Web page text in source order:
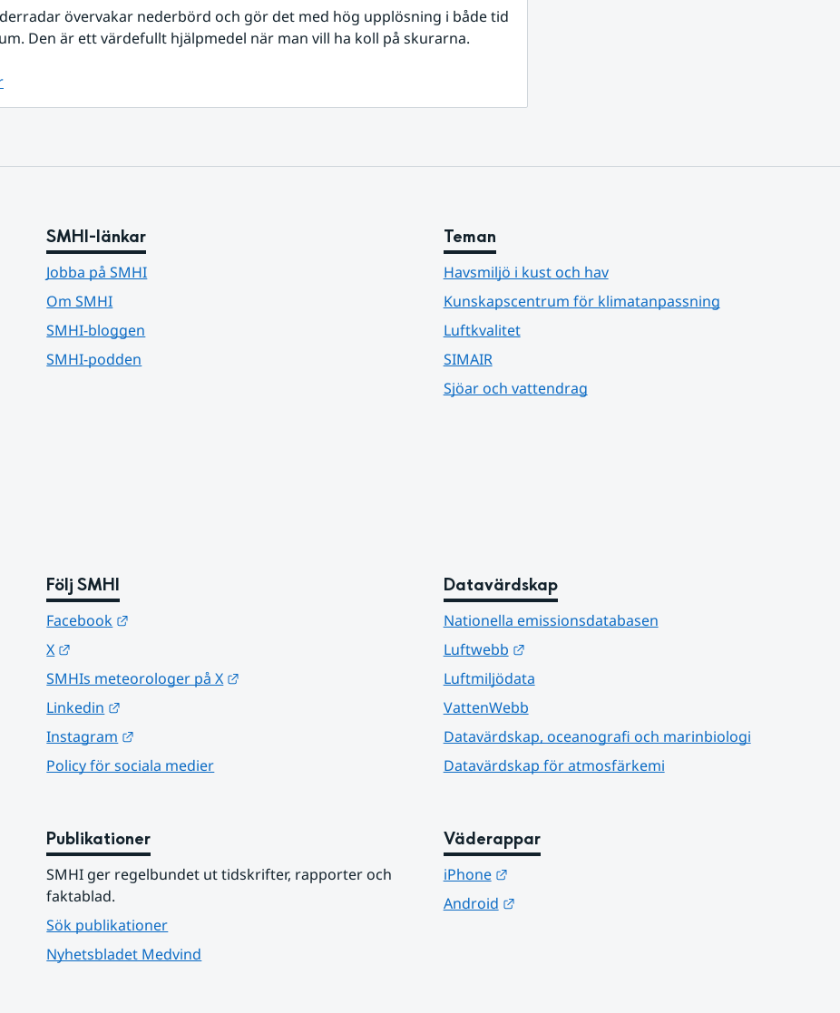
övervakar nederbörd och gör det med hög upplösning i både tid
Den är ett värdefullt hjälpmedel när man vill ha koll på skurarna.
SMHI-länkar
Jobba på SMHI
Om SMHI
SMHI-bloggen
SMHI-podden
Teman
Havsmiljö i kust och hav
Kunskapscentrum för klimatanpassning
Luftkvalitet
SIMAIR
Sjöar och vattendrag
Följ SMHI
Facebook
X
SMHIs meteorologer på X
Linkedin
Instagram
Policy för sociala medier
Datavärdskap
Nationella emissionsdatabasen
Luftwebb
Länk till annan webbplats.
Luftmiljödata
VattenWebb
Datavärdskap, oceanografi och marinbiologi
Datavärdskap för atmosfärkemi
Publikationer
SMHI ger regelbundet ut tidskrifter, rapporter och
faktablad.
Sök publikationer
Nyhetsbladet Medvind
Väderappar
iPhone
Länk till annan webbplats.
Android
Länk till annan webbplats.